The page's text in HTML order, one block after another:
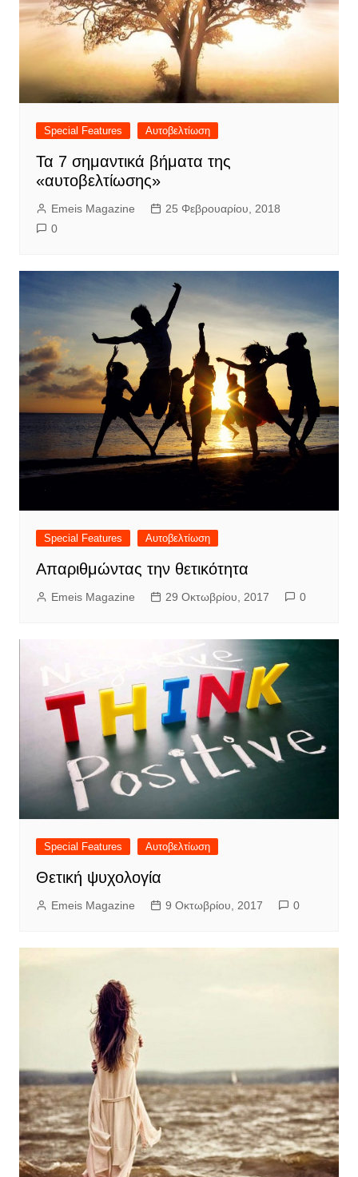
Special Features Αυτοβελτίωση
Τα 7 σημαντικά βήματα της
«αυτοβελτίωσης»
Emeis Magazine
25 Φεβρουαρίου, 2018
0
Special Features Αυτοβελτίωση
Απαριθμώντας την θετικότητα
Emeis Magazine 29 Οκτωβρίου, 2017 0
Special Features Αυτοβελτίωση
Θετική ψυχολογία
Emeis Magazine 9 Οκτωβρίου, 2017 0